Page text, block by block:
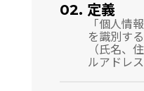
02. 定義
「個人情
を識別す
（氏名、
ルアドレ